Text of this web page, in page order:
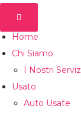
Home
Chi Siamo
I Nostri
Usato
Auto Usate